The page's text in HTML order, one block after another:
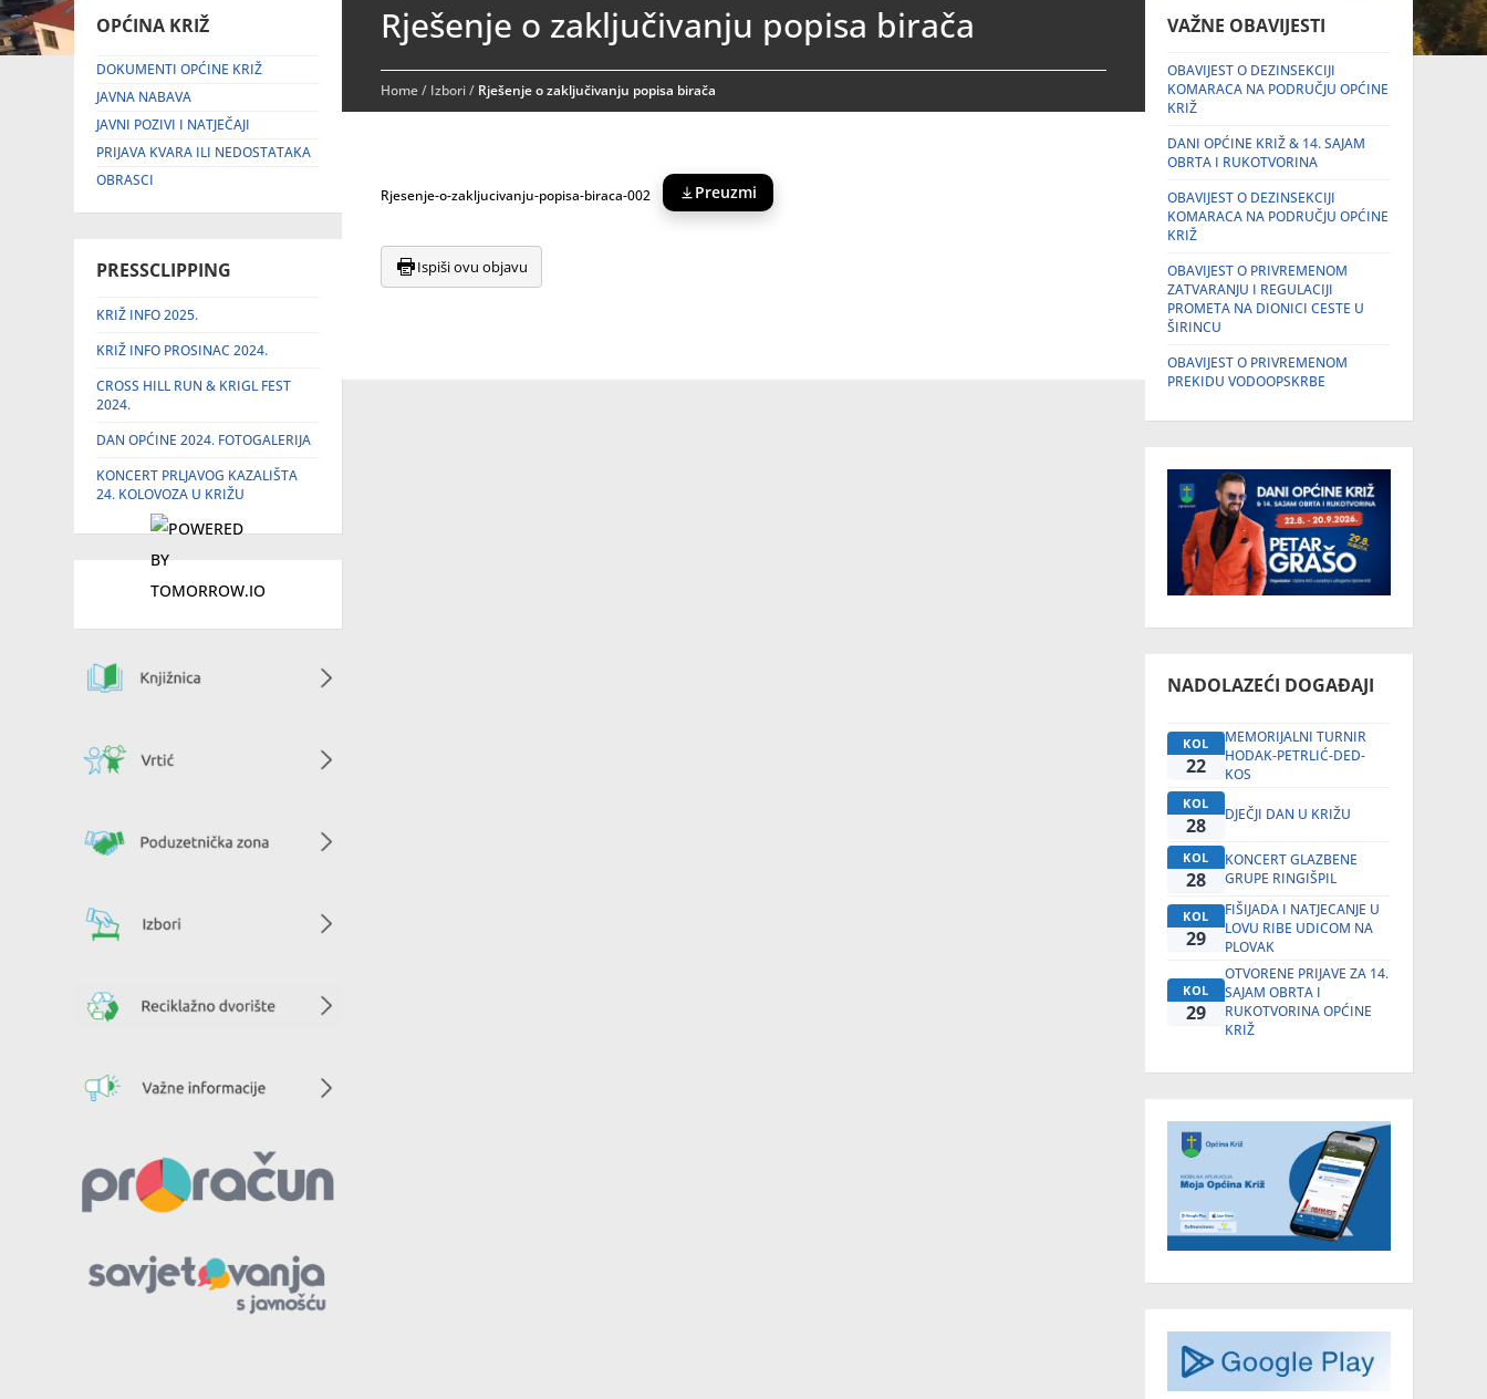
OPĆINA KRIŽ
DOKUMENTI OPĆINE KRIŽ
JAVNA NABAVA
JAVNI POZIVI I NATJEČAJI
PRIJAVA KVARA ILI NEDOSTATAKA
OBRASCI
PRESSCLIPPING
KRIŽ INFO 2025.
KRIŽ INFO PROSINAC 2024.
CROSS HILL RUN & KRIGL FEST
2024.
DAN OPĆINE 2024. FOTOGALERIJA
KONCERT PRLJAVOG KAZALIŠTA
24. KOLOVOZA U KRIŽU
Rješenje o zaključivanju popisa birača
Home/ Izbori/ Rješenje o zaključivanju popisa birača
Rjesenje-o-zakljucivanju-popisa-biraca-002 Preuzmi
Ispiši ovu objavu
VAŽNE OBAVIJESTI
OBAVIJEST O DEZINSEKCIJI
KOMARACA NA PODRUČJU OPĆINE
KRIŽ
DANI OPĆINE KRIŽ & 14. SAJAM
OBRTA I RUKOTVORINA
OBAVIJEST O DEZINSEKCIJI
KOMARACA NA PODRUČJU OPĆINE
KRIŽ
OBAVIJEST O PRIVREMENOM
ZATVARANJU I REGULACIJI
PROMETA NA DIONICI CESTE U
ŠIRINCU
OBAVIJEST O PRIVREMENOM
PREKIDU VODOOPSKRBE
NADOLAZEĆI DOGAĐAJI
KOL
22
MEMORIJALNI TURNIR
HODAK-PETRLIĆ-DED-
KOS
KOL
28 DJEČJI DAN U KRIŽU
KOL
28
KONCERT GLAZBENE
GRUPE RINGIŠPIL
KOL
29
FIŠIJADA I NATJECANJE U
LOVU RIBE UDICOM NA
PLOVAK
KOL
29
OTVORENE PRIJAVE ZA 14.
SAJAM OBRTA I
RUKOTVORINA OPĆINE
KRIŽ